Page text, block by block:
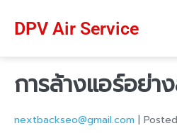
DPV Air Service
การล้างแอร์อย่า
nextbackseo@gmail.com |